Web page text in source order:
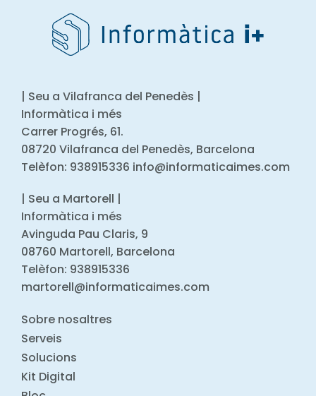
| Seu a Vilafranca del Penedès |
Informàtica i més
Carrer Progrés, 61.
08720 Vilafranca del Penedès, Barcelona
Telèfon: 938915336 info@informaticaimes.com
| Seu a Martorell |
Informàtica i més
Avinguda Pau Claris, 9
08760 Martorell, Barcelona
Telèfon: 938915336
martorell@informaticaimes.com
Sobre nosaltres
Serveis
Solucions
Kit Digital